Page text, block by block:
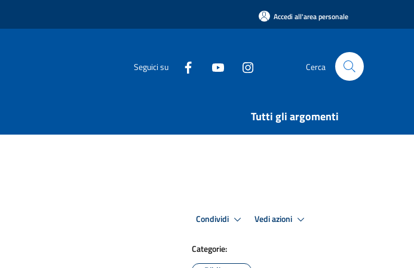
Accedi all'area personale
Seguici su Cerca
Tutti gli argomenti
Condividi Vedi azioni
Categorie: